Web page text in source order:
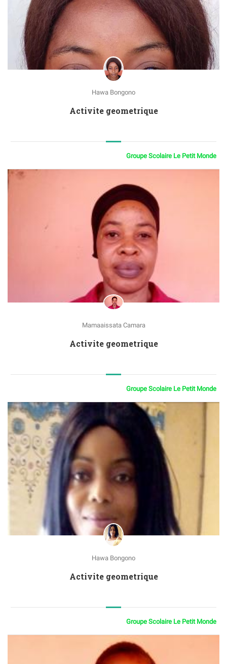
Hawa Bongono
Activite geometrique
Groupe Scolaire Le Petit Monde
Mamaaissata Camara
Activite geometrique
Groupe Scolaire Le Petit Monde
Hawa Bongono
Activite geometrique
Groupe Scolaire Le Petit Monde